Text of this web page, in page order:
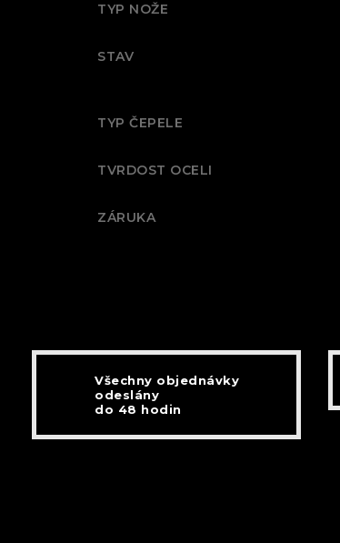
TYP NOŽE
STAV
TYP ČEPELE
TVRDOST OCELI
ZÁRUKA
Všechny objednávky
odeslány
do 48 hodin